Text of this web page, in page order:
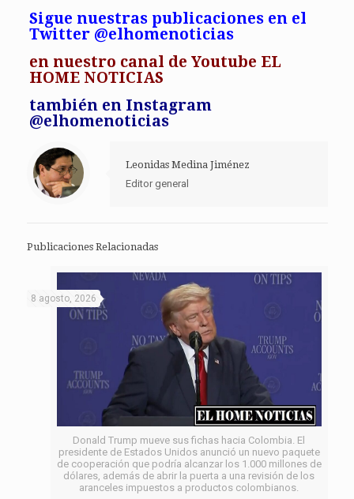
Sigue nuestras publicaciones en el
Twitter @elhomenoticias
en nuestro canal de Youtube EL
HOME NOTICIAS
también en Instagram
@elhomenoticias
Leonidas Medina Jiménez
Editor general
Publicaciones Relacionadas
Donald Trump mueve sus fichas hacia Colombia. El
presidente de Estados Unidos anunció un nuevo paquete
de cooperación que podría alcanzar los 1.000 millones de
dólares, además de abrir la puerta a una revisión de los
aranceles impuestos a productos colombianos.
8 agosto, 2026